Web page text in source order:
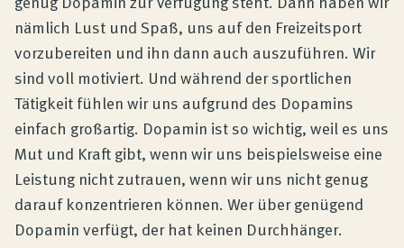
nämlich Lust und Spaß, uns auf den Freizeitsport
vorzubereiten und ihn dann auch auszuführen. Wir
sind voll motiviert. Und während der sportlichen
Tätigkeit fühlen wir uns aufgrund des Dopamins
einfach großartig. Dopamin ist so wichtig, weil es uns
Mut und Kraft gibt, wenn wir uns beispielsweise eine
Leistung nicht zutrauen, wenn wir uns nicht genug
darauf konzentrieren können. Wer über genügend
Dopamin verfügt, der hat keinen Durchhänger.